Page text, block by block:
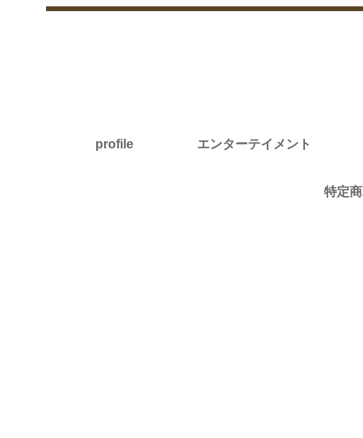
profile エンターテイメント